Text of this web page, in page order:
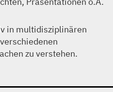
in multidisziplinären
zu verstehen.